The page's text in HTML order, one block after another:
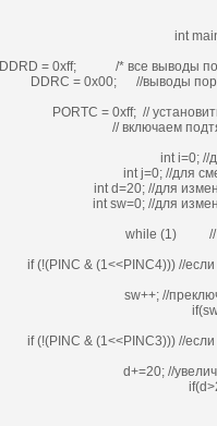
int
DDRD = 0xff; /* все выводы
DDRC = 0x00; //выводы
PORTC = 0xff; //
// включаем
int i=0; //
int j=0; //для
int d=20; //для
int sw=0; //для
while (1) //
if (!(PINC & (1<<PINC4))) //
sw++; //
if (!(PINC & (1<<PINC3))) //
d+=20; //